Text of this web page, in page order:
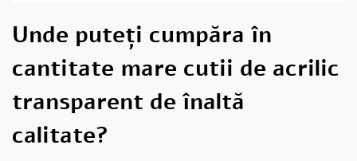
Unde puteți cumpăra în
cantitate mare cutii de acrilic
transparent de înaltă
calitate?